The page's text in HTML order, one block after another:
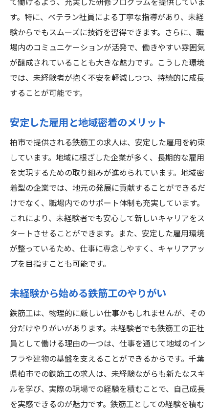
柏市での研修制度とスキルアップ
未経験者をサポートする現場環境
キャリア形成に役立つ求人情報
柏市で未経験から鉄筋工に挑戦正社員としての
一歩
未経験から正社員になるためのステップ
未経験者が挑戦できる安心の職場
鉄筋工として成長できる環境とは
柏市の職場で得られるスキルと経験
地域に貢献できる仕事を始めよう
千葉県柏市で安定雇用を目指す未経験者向け鉄
筋工求人
未経験者でも安心の雇用体制
柏市での鉄筋工としての安定した未来
地域密着型企業の魅力を探る
柏市での求人探しの秘訣
鉄筋工求人を通じた地域貢献の方法
鉄筋工未経験者が柏市で正社員になる方法と求
人情報
未経験から正社員になるための準備
柏市での鉄筋工求人情報の収集方法
スキルアップを目指す未経験者へのサポー
て働けるよう、充実した研修プログラムを提供していま
す。特に、ベテラン社員による丁寧な指導があり、未経
験からでもスムーズに技術を習得できます。さらに、職
場内のコミュニケーションが活発で、働きやすい雰囲気
が醸成されていることも大きな魅力です。こうした環境
では、未経験者が抱く不安を軽減しつつ、持続的に成長
することが可能です。
安定した雇用と地域密着のメリット
柏市で提供される鉄筋工の求人は、安定した雇用を約束
しています。地域に根ざした企業が多く、長期的な雇用
を実現するための取り組みが進められています。地域密
着型の企業では、地元の発展に貢献することができるだ
けでなく、職場内でのサポート体制も充実しています。
これにより、未経験者でも安心して新しいキャリアをス
タートさせることができます。また、安定した雇用環境
が整っているため、仕事に専念しやすく、キャリアアッ
プを目指すことも可能です。
未経験から始める鉄筋工のやりがい
鉄筋工は、物理的に厳しい仕事かもしれませんが、その
分だけやりがいがあります。未経験者でも鉄筋工の正社
員として働ける理由の一つは、仕事を通じて地域のイン
フラや建物の基盤を支えることができるからです。千葉
県柏市での鉄筋工の求人は、未経験ながらも新たなスキ
ルを学び、実際の現場での経験を積むことで、自己成長
を実感できるのが魅力です。鉄筋工としての経験を積む